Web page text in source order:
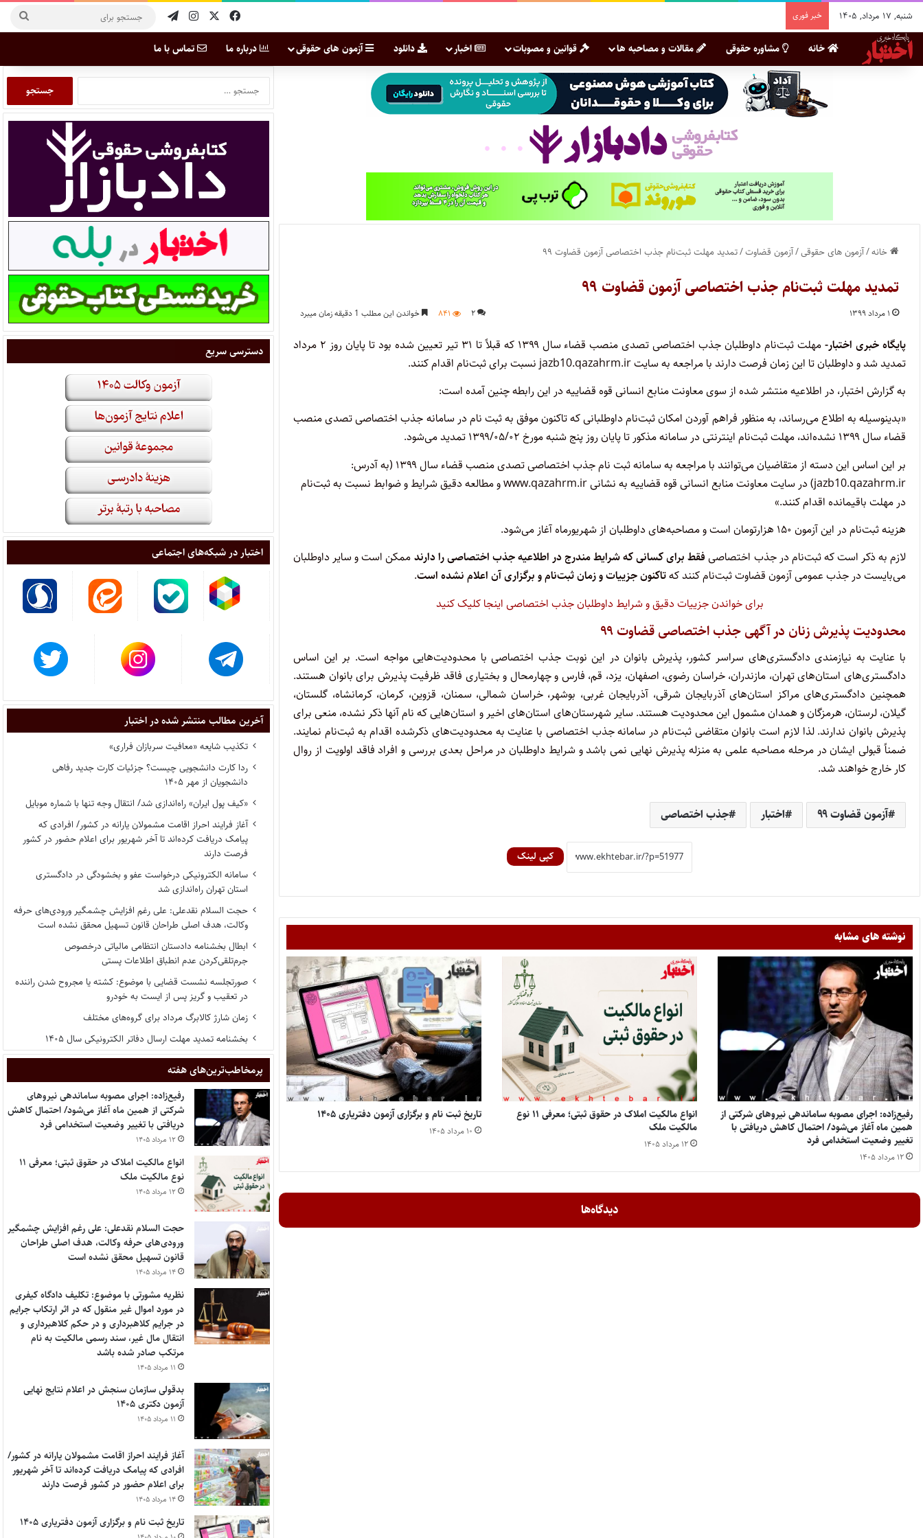
شنبه, ۱۷ مرداد, ۱۴۰۵ خبر فوری
خانه مشاوره حقوقی مقالات و مصاحبه ها قوانین و مصوبات اخبار دانلود آزمون های حقوقی درباره ما تماس با ما
خانه/آزمون های حقوقی/آزمون قضاوت/تمدید مهلت ثبت‌‎نام جذب اختصاصی آزمون قضاوت ۹۹
تمدید مهلت ثبت‌‎نام جذب اختصاصی آزمون قضاوت ۹۹
۱ مرداد ۱۳۹۹ ۲ ۸۴۱ خواندن این مطلب 1 دقیقه زمان میبرد
پایگاه خبری اختبار-
مهلت ثبت‌نام داوطلبان جذب اختصاصی تصدی منصب قضاء سال ۱۳۹۹ که قبلاً تا ۳۱ تیر تعیین شده بود تا پایان روز ۲ مرداد
تمدید شد و داوطلبان تا این زمان فرصت دارند با مراجعه به سایت jazb10.qazahrm.ir نسبت برای ثبت‌نام اقدام کنند.
به گزارش اختبار، در اطلاعیه منتشر شده از سوی معاونت منابع انسانی قوه قضاییه در این رابطه چنین آمده است:
«بدینوسیله به اطلاع می‌رساند، به منظور فراهم آوردن امکان ثبت‌نام داوطلبانی که تاکنون موفق به ثبت نام در سامانه جذب اختصاصی تصدی منصب
قضاء سال ۱۳۹۹ نشده‌اند، مهلت ثبت‌نام اینترنتی در سامانه مذکور تا پایان روز پنج شنبه مورخ ۱۳۹۹/۰۵/۰۲ تمدید می‌شود.
بر این اساس این دسته از متقاضیان می‌توانند با مراجعه به سامانه ثبت نام جذب اختصاصی تصدی منصب قضاء سال ۱۳۹۹ (به آدرس:
jazb10.qazahrm.ir) در سایت معاونت منابع انسانی قوه قضاییه به نشانی www.qazahrm.ir و مطالعه دقیق شرایط و ضوابط نسبت به ثبت‌نام
در مهلت باقیمانده اقدام کنند.»
هزینه ثبت‌نام در این آزمون ۱۵۰ هزارتومان است و مصاحبه‌های داوطلبان از شهریورماه آغاز می‌شود.
لازم به ذکر است که ثبت‌نام در جذب اختصاصی فقط برای کسانی که شرایط مندرج در اطلاعیه جذب اختصاصی را دارند ممکن است و سایر داوطلبان
می‌بایست در جذب عمومی آزمون قضاوت ثبت‌نام کنند کهتاکنون جزییات و زمان ثبت‌نام و برگزاری آن اعلام نشده است.
برای خواندن جزییات دقیق و شرایط داوطلبان جذب اختصاصی اینجا کلیک کنید
محدودیت پذیرش زنان در آگهی جذب اختصاصی قضاوت ۹۹
با عنایت به نیازمندی دادگستری‌های سراسر کشور، پذیرش بانوان در این نوبت جذب اختصاصی با محدودیت‌هایی مواجه است. بر این اساس
دادگستری‌های استان‌های تهران، مازندران، خراسان رضوی، اصفهان، یزد، قم، فارس و چهارمحال و بختیاری فاقد ظرفیت پذیرش برای بانوان هستند.
همچنین دادگستری‌های مراکز استان‌های آذربایجان شرقی، آذربایجان غربی، بوشهر، خراسان شمالی، سمنان، قزوین، کرمان، کرمانشاه، گلستان،
گیلان، لرستان، هرمزگان و همدان مشمول این محدودیت هستند. سایر شهرستان‌های استان‌های اخیر و استان‌هایی که نام آنها ذکر نشده، منعی برای
پذیرش بانوان ندارند. لذا لازم است بانوان متقاضی ثبت‌نام در سامانه جذب اختصاصی با عنایت به محدودیت‌های ذکرشده اقدام به ثبت‌نام نمایند.
ضمناً قبولی ایشان در مرحله مصاحبه علمی به منزله پذیرش نهایی نمی باشد و شرایط داوطلبان در مراحل بعدی بررسی و افراد فاقد اولویت از روال
کار خارج خواهند شد.
آزمون قضاوت ۹۹ اختبار جذب اختصاصی
کپی لینک
نوشته های مشابه
رفیع‌زاده: اجرای مصوبه ساماندهی نیروهای شرکتی از
همین ماه آغاز می‌شود/ احتمال کاهش دریافتی با
تغییر وضعیت استخدامی فرد
۱۲ مرداد ۱۴۰۵
انواع مالکیت املاک در حقوق ثبتی؛ معرفی ۱۱ نوع
مالکیت ملک
۱۲ مرداد ۱۴۰۵
تاریخ ثبت نام و برگزاری آزمون دفتریاری ۱۴۰۵
۱۰ مرداد ۱۴۰۵
دیدگاه‌ها
دسترسی سریع
اختبار در شبکه‌های اجتماعی
آخرین مطالب منتشر شده در اختبار
تکذیب شایعه «معافیت سربازان فراری»
ردا کارت دانشجویی چیست؟ جزئیات کارت جدید رفاهی
دانشجویان از مهر ۱۴۰۵
«کیف پول ایران» راه‌اندازی شد/ انتقال وجه تنها با شماره موبایل
آغاز فرایند احراز اقامت مشمولان یارانه در کشور/ افرادی که
پیامک دریافت کرده‌اند تا آخر شهریور برای اعلام حضور در کشور
فرصت دارند
سامانه الکترونیکی درخواست عفو و بخشودگی در دادگستری
استان تهران راه‌اندازی شد
حجت السلام نقدعلی: علی رغم افزایش چشمگیر ورودی‌های حرفه
وکالت، هدف اصلی طراحان قانون تسهیل محقق نشده است
ابطال بخشنامه دادستان انتظامی مالیاتی درخصوص
جرم‌تلقی‌کردن عدم انطباق اطلاعات پستی
صورتجلسه نشست قضایی با موضوع: کشته یا مجروح شدن راننده
در تعقیب و گریز پس از ایست به خودرو
زمان شارژ کالابرگ مرداد برای گروه‌های مختلف
بخشنامه تمدید مهلت ارسال دفاتر الکترونیکی سال ۱۴۰۵
پر‌مخاطب‌ترین‌های هفته
رفیع‌زاده: اجرای مصوبه ساماندهی نیروهای
شرکتی از همین ماه آغاز می‌شود/ احتمال کاهش
دریافتی با تغییر وضعیت استخدامی فرد
۱۲ مرداد ۱۴۰۵
انواع مالکیت املاک در حقوق ثبتی؛ معرفی ۱۱
نوع مالکیت ملک
۱۲ مرداد ۱۴۰۵
حجت السلام نقدعلی: علی رغم افزایش چشمگیر
ورودی‌های حرفه وکالت، هدف اصلی طراحان
قانون تسهیل محقق نشده است
۱۴ مرداد ۱۴۰۵
نظریه مشورتی با موضوع: تکلیف دادگاه کیفری
در مورد اموال غیر منقول که در اثر ارتکاب جرایم
در جرایم کلاهبرداری و در حکم کلاهبرداری و
انتقال مال غیر، سند رسمی مالکیت به نام
مرتکب صادر شده باشد
۱۱ مرداد ۱۴۰۵
بدقولی سازمان سنجش در اعلام نتایج نهایی
آزمون دکتری ۱۴۰۵
۱۱ مرداد ۱۴۰۵
آغاز فرایند احراز اقامت مشمولان یارانه در کشور/
افرادی که پیامک دریافت کرده‌اند تا آخر شهریور
برای اعلام حضور در کشور فرصت دارند
۱۴ مرداد ۱۴۰۵
تاریخ ثبت نام و برگزاری آزمون دفتریاری ۱۴۰۵